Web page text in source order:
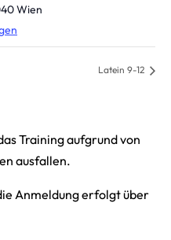
Wien
Latein 9-12
Training aufgrund von
ausfallen.
Anmeldung erfolgt über